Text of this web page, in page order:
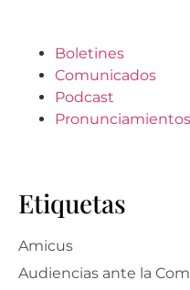
Boletines
Comunicados
Podcast
Pronunciamientos
Etiquetas
Amicus
Audiencias ante la